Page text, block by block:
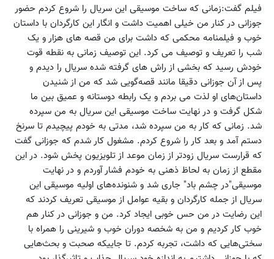
فیلم گفت:زمانی که ساخت موسیقی این سریال را شروع کردم حضور
جوزانی در کنار من خیلی اهمیت داشت و انگار این کارگردان با داستان
خوب و فیلمنامه محکمی که داشت برای من قصه های هزار و یک
شب را تعریف و توصیف می کرد. این توصیف زمانی به نقطه قوت
خودش رسید که بخشی از راش های گرفته شده سریال را دیدم و
پس از آن جوزانی دقیقا مانند قصه‌گویی شد که من از شنیدن
داستان‌های او لذت می بردم و یک رابطه دوستانه و عمیق بین ما
شکل گرفت و در نهایت ساخت موسیقی این سریال به من سپرده
شد. زمانی که کار به من سپرده شد، مدتی به خودم پیچیدم تا سرنخ
دستم آمد و بعد کار را شروع کردم. مشغول کار شدم که جوزانی گفت
که قرارست سریال زودتر از زمان موعد از تلویزیون پخش شود. در این
مقطع از زمان به لحاظ ذهنی به خودم فشار آوردم و در نهایت
موسیقی"در چشم باد" جاری شد و شنونده‌های اولیه موسیقی این
سریال از جمله کارگردان و بقیه عوامل از موسیقی تعریف کردند که
این رضایت در من حس خوبی ایجاد کرد. من و جوزانی در کنار هم
خوب کار کردیم و من به شخصه دوران خوب و شیرینی را همراه با
سختی‌هایی که داشت، تجربه کردم. تا جاییکه صحبت و بحث‌هایی